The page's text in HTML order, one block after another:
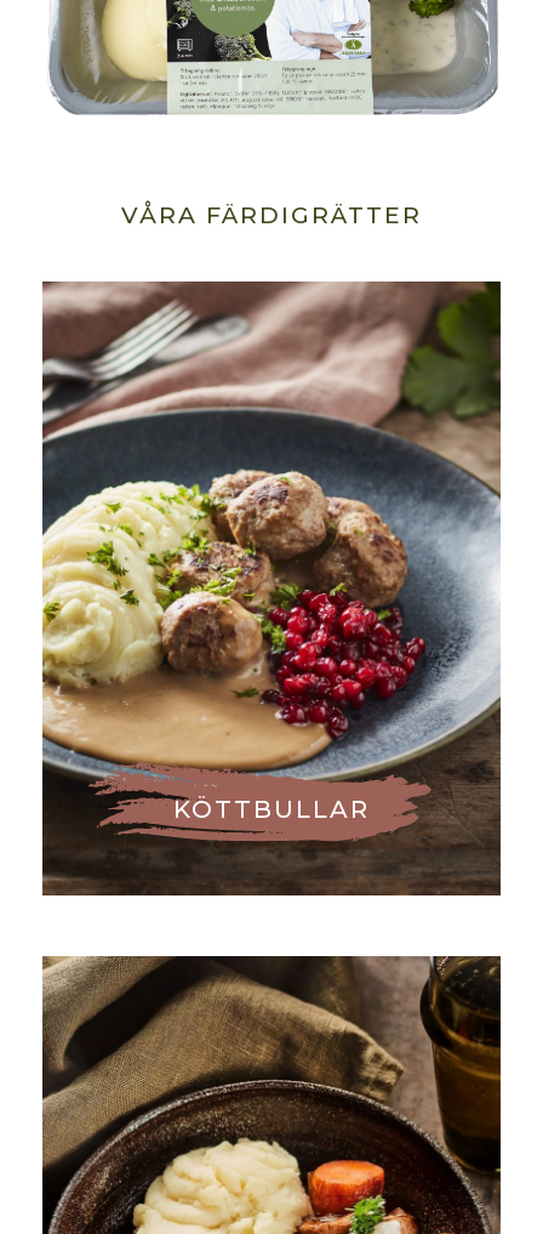
VÅRA FÄRDIGRÄTTER
KÖTTBULLAR